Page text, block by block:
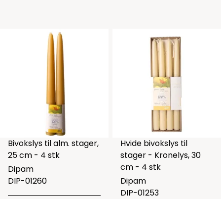
Bivokslys til alm. stager,
25 cm - 4 stk
Dipam
DIP-01260
Hvide bivokslys til
stager - Kronelys, 30
cm - 4 stk
Dipam
DIP-01253